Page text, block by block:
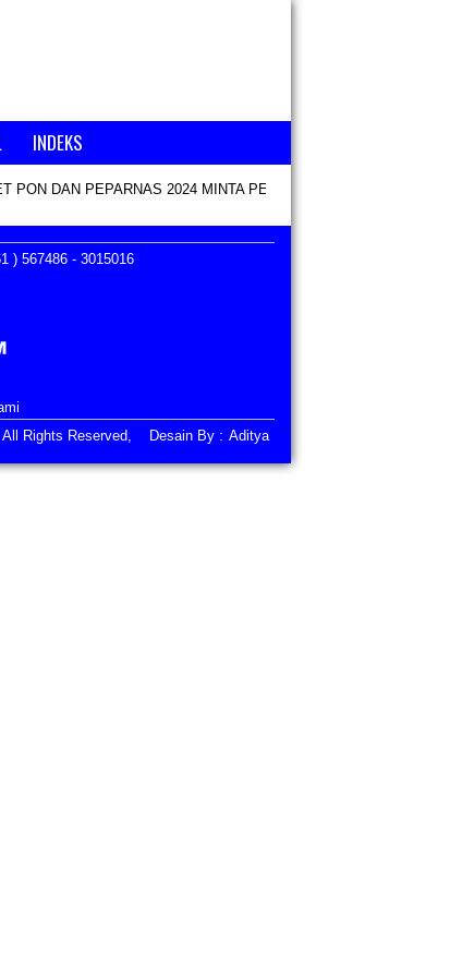
INDEKS
PON DAN PEPARNAS 2024 MINTA PENCAIRAN KEKURANGAN
) 567486 - 3015016
All Rights Reserved, Desain By : Aditya